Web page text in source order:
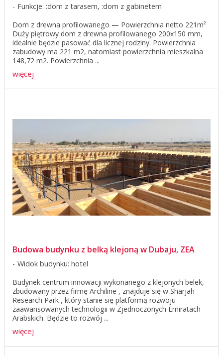
Funkcje: :dom z tarasem, :dom z gabinetem
Dom z drewna profilowanego — Powierzchnia netto 221m²
Duży piętrowy dom z drewna profilowanego 200x150 mm,
idealnie będzie pasować dla licznej rodziny. Powierzchnia
zabudowy ma 221 m2, natomiast powierzchnia mieszkalna
148,72 m2. Powierzchnia ...
więcej
Budowa budynku z belką klejoną w Dubaju, ZEA
Widok budynku: hotel
Budynek centrum innowacji wykonanego z klejonych belek,
zbudowany przez firmę Archiline , znajduje się w Sharjah
Research Park , który stanie się platformą rozwoju
zaawansowanych technologii w Zjednoczonych Emiratach
Arabskich. Będzie to rozwój ...
więcej